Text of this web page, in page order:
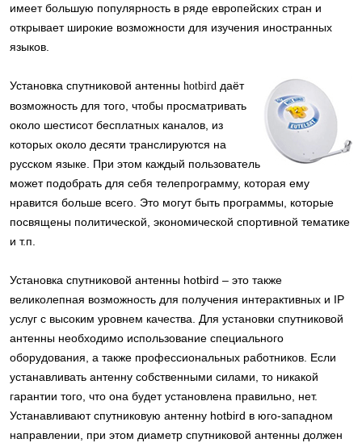
имеет большую популярность в ряде европейских стран и
открывает широкие возможности для изучения иностранных
языков.
Установка спутниковой антенны hotbird даёт
возможность для того, чтобы просматривать
около шестисот бесплатных каналов, из
которых около десяти транслируются на
русском языке. При этом каждый пользователь
может подобрать для себя телепрограмму, которая ему
нравится больше всего. Это могут быть программы, которые
посвящены политической, экономической спортивной тематике
и т.п.
Установка спутниковой антенны hotbird – это также
великолепная возможность для получения интерактивных и IP
услуг с высоким уровнем качества. Для установки спутниковой
антенны необходимо использование специального
оборудования, а также профессиональных работников. Если
устанавливать антенну собственными силами, то никакой
гарантии того, что она будет установлена правильно, нет.
Устанавливают спутниковую антенну hotbird в юго-западном
направлении, при этом диаметр спутниковой антенны должен